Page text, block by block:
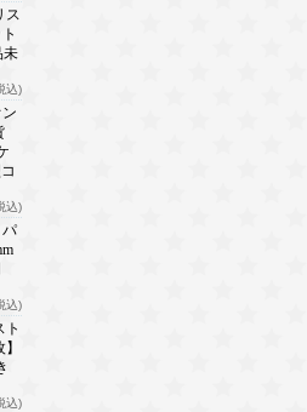
ス
未
込)
ン
込)
パ
込)
ト
込)